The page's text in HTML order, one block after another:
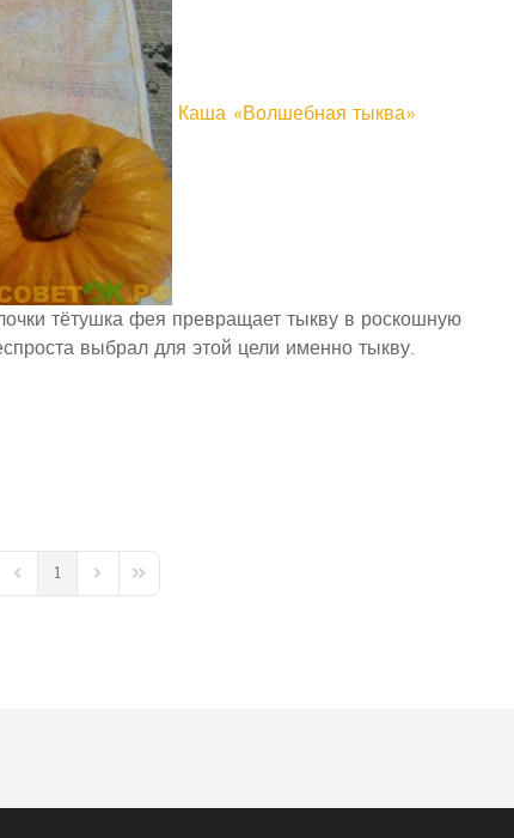
Каша «Волшебная тыква»
тётушка фея превращает тыкву в роскошную
выбрал для этой цели именно тыкву.
Previous Page
1 Next PageLast Page